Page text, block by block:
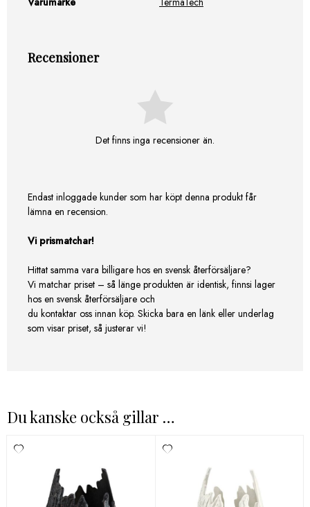
Recensioner
Det finns inga recensioner än.
Endast inloggade kunder som har köpt denna produkt får
lämna en recension.
Vi prismatchar!
Hittat samma vara billigare hos en svensk återförsäljare?
Vi matchar priset – så länge produkten är identisk, finnsi lager
hos en svensk återförsäljare och
du kontaktar oss innan köp. Skicka bara en länk eller underlag
som visar priset, så justerar vi!
Du kanske också gillar …